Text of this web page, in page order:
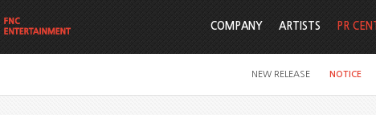
COMPANY ARTISTS PR
NEW RELEASE NOTICE